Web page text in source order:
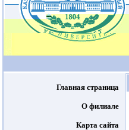
Главная страница
О филиале
Карта сайта